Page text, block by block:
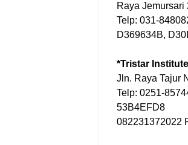
Raya Jemursari
Telp: 031-
D369634B,
*Tristar
Jln. Raya Tajur
Telp: 0251-
53B4EFD8
082231372022